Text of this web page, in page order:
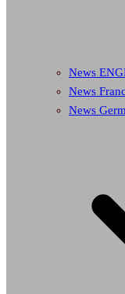
News
News
News